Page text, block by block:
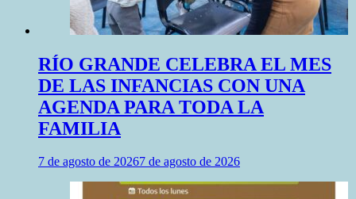
RÍO GRANDE CELEBRA EL MES
DE LAS INFANCIAS CON UNA
AGENDA PARA TODA LA
FAMILIA
7 de agosto de 20267 de agosto de 2026